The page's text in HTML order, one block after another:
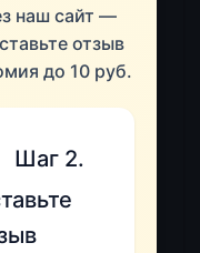
наш сайт —
отзыв
до 10 руб.
Шаг 2.